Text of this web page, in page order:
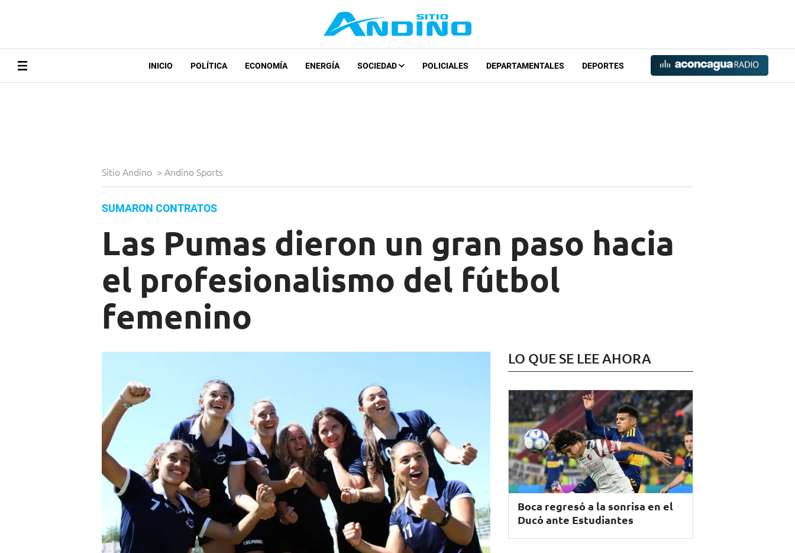
INICIO POLÍTICA ECONOMÍA ENERGÍA SOCIEDAD POLICIALES DEPARTAMENTALES DEPORTES
Sitio Andino > Andino Sports
SUMARON CONTRATOS
Las Pumas dieron un gran paso hacia
el profesionalismo del fútbol
femenino
LO QUE SE LEE AHORA
Boca regresó a la sonrisa en el
Ducó ante Estudiantes